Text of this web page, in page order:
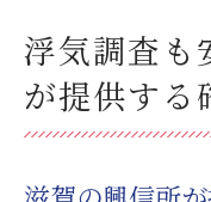
浮気調査も
が提供する